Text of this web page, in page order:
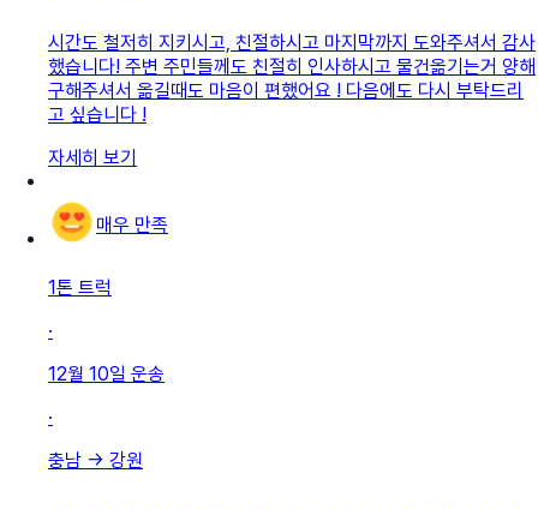
시간도 철저히 지키시고, 친절하시고 마지막까지 도와주셔서 감사
했습니다! 주변 주민들께도 친절히 인사하시고 물건옮기는거 양해
구해주셔서 옮길때도 마음이 편했어요 ! 다음에도 다시 부탁드리
고 싶습니다 !
자세히 보기
매우 만족
1톤 트럭
·
12월 10일 운송
·
충남 → 강원